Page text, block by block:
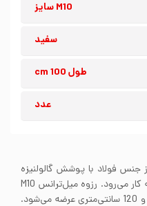
سایز M10
سفید
طول 100 cm
عدد
جنس فولاد با پوشش گالولنیزه
برای نصب نرده‌های استنلس استیل به کار می‌رود. رزوه میل‌ترانس M10
است و در طول‌های 85، 90، 100، 110 و 120 سانتی‌متری عرضه می‌شود.